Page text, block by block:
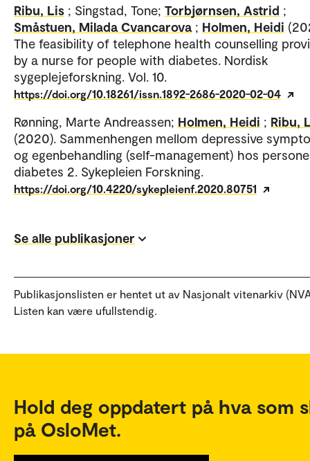
Ribu, Lis ; Singstad, Tone; Torbjørnsen, Astrid ;
Småstuen, Milada Cvancarova ; Holmen, Heidi
The feasibility of telephone health counselling
by a nurse for people with diabetes. Nordisk
sygeplejeforskning. Vol. 10.
https://doi.org/10.18261/issn.1892-2686-2020-02-04
Rønning, Marte Andreassen; Holmen, Heidi ; Ribu,
(2020). Sammenhengen mellom depressive
og egenbehandling (self-management) hos
diabetes 2. Sykepleien Forskning.
https://doi.org/10.4220/sykepleienf.2020.80751
Se alle publikasjoner
Publikasjonslisten er hentet ut av Nasjonalt vitenarkiv
Listen kan være ufullstendig.
Hold deg oppdatert på hva som
på OsloMet.